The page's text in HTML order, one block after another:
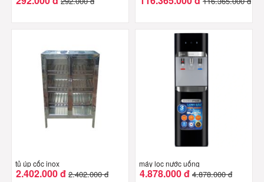
tủ úp cốc inox
2.402.000 đ 2.402.000 đ
máy lọc nước uống
4.878.000 đ 4.878.000 đ